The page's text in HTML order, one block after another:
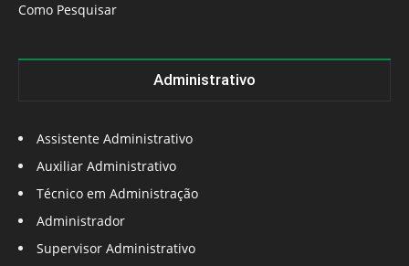
Como Pesquisar
Administrativo
Assistente Administrativo
Auxiliar Administrativo
Técnico em Administração
Administrador
Supervisor Administrativo